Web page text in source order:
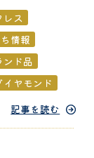
レス
情報
ンド品
イヤモンド
記事を読む